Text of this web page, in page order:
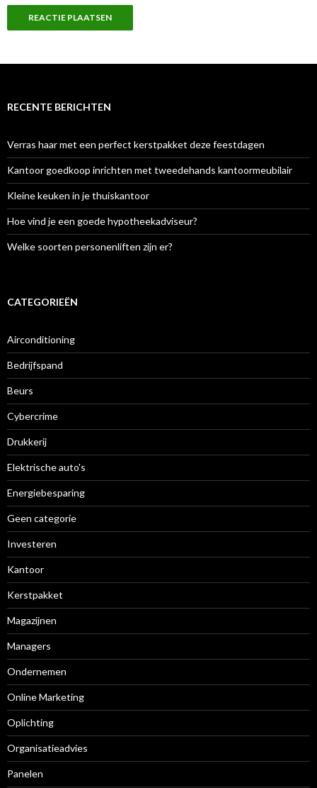
RECENTE BERICHTEN
Verras haar met een perfect kerstpakket deze feestdagen
Kantoor goedkoop inrichten met tweedehands kantoormeubilair
Kleine keuken in je thuiskantoor
Hoe vind je een goede hypotheekadviseur?
Welke soorten personenliften zijn er?
CATEGORIEËN
Airconditioning
Bedrijfspand
Beurs
Cybercrime
Drukkerij
Elektrische auto's
Energiebesparing
Geen categorie
Investeren
Kantoor
Kerstpakket
Magazijnen
Managers
Ondernemen
Online Marketing
Oplichting
Organisatieadvies
Panelen